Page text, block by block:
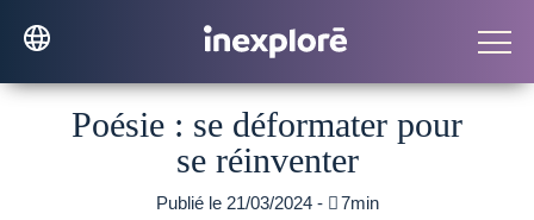
Poésie : se déformater pour
se réinventer
Publié le 21/03/2024 - 7min